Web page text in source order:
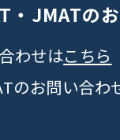
・JMATの
わせはこちら
のお問い合わ